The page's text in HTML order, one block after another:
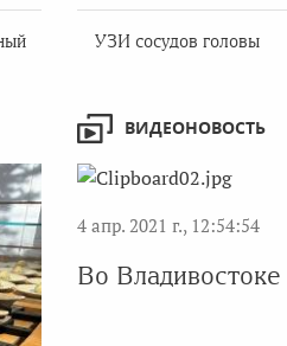
УЗИ сосудов головы
ВИДЕОНОВОСТЬ
4 апр. 2021 г., 12:54:54
Во Владивостоке